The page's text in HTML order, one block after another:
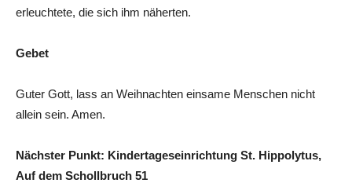
erleuchtete, die sich ihm näherten.
Gebet
Guter Gott, lass an Weihnachten einsame Menschen nicht
allein sein. Amen.
Nächster Punkt: Kindertageseinrichtung St. Hippolytus,
Auf dem Schollbruch 51